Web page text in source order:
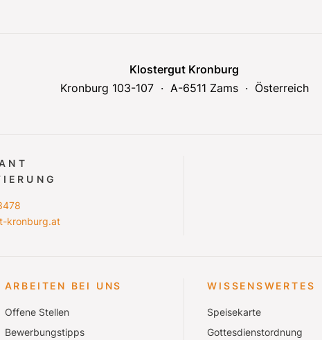
Klostergut Kronburg
Kronburg 103-107
A-6511 Zams Österreich
kronburg.at
ARBEITEN BEI UNS
Offene Stellen
Bewerbungstipps
WISSENSWERTES
Speisekarte
Gottesdienstordnung